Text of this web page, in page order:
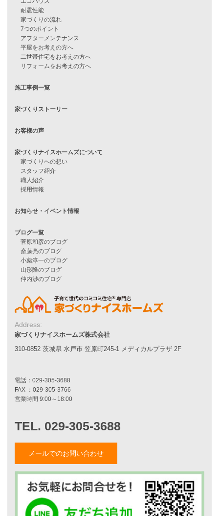
見学会情報
住宅ローン審査に落ちた方・
住宅ローンのよくある質問
月収25万円で家を建てる方法
Line Up
自由設計注文住宅
Smart2030
Sシリーズ
シンプルな平屋
家づくりナイスホームズの家づくり
耐震性能
家づくりの流れ
アフターメンテナンス
平屋をお考えの方へ
二世帯住宅をお考えの方へ
施工事例一覧
お客様の声
家づくりナイスホームズについて
家づくりへの想い
スタッフ紹介
職人紹介
採用情報
Address:
家づくりナイスホームズ株式会社
310-0852 茨城県 水戸市 笠原町245-1 メディカルプラザ 2F
メールでのお問い合わせ